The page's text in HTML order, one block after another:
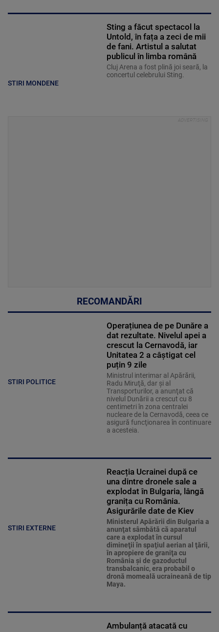
STIRI MONDENE
Sting a făcut spectacol la
Untold, în fața a zeci de mii
de fani. Artistul a salutat
publicul în limba română
Cluj Arena a fost plină joi seară, la
concertul celebrului Sting.
RECOMANDĂRI
STIRI POLITICE
Operațiunea de pe Dunăre a
dat rezultate. Nivelul apei a
crescut la Cernavodă, iar
Unitatea 2 a câștigat cel
puțin 9 zile
Ministrul interimar al Apărării,
Radu Miruţă, dar şi al
Transporturilor, a anunţat că
nivelul Dunării a crescut cu 8
centimetri în zona centralei
nucleare de la Cernavodă, ceea ce
asigură funcţionarea în continuare
a acesteia.
STIRI EXTERNE
Reacția Ucrainei după ce
una dintre dronele sale a
explodat în Bulgaria, lângă
granița cu România.
Asigurările date de Kiev
Ministerul Apărării din Bulgaria a
anunţat sâmbătă că aparatul
care a explodat în cursul
dimineţii în spaţiul aerian al ţării,
în apropiere de graniţa cu
România şi de gazoductul
transbalcanic, era probabil o
dronă momeală ucraineană de tip
Maya.
Ambulanță atacată cu